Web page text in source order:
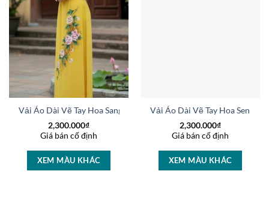
Vải Áo Dài Vẽ Tay Hoa Sang Trọng Sang Trọng AD V50972
2,300.000₫
Giá bán cố định
XEM MÀU KHÁC
Vải Áo Dài Vẽ Tay Hoa Sen
2,300.000₫
Giá bán cố định
XEM MÀU KHÁC